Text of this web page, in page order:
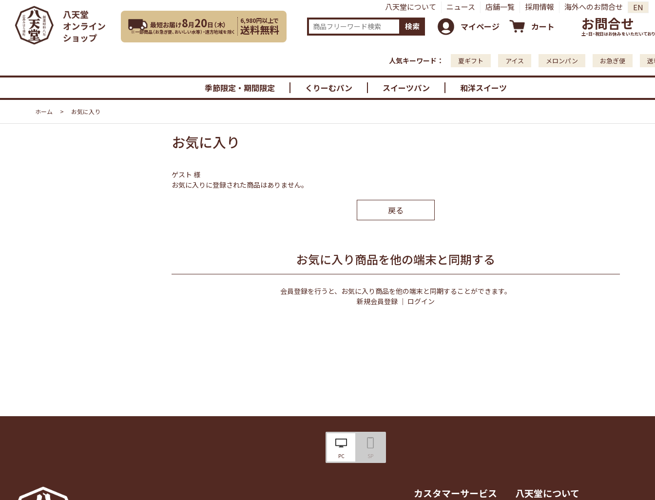
八天堂について ニュース 店舗一覧 採用情報 海外へのお問合せ EN
最短お届け8月20日（木）
※一部商品（お急ぎ便、おいしい水等）・遠方地域を除く
6,980円以上で
送料無料 検索 マイページ カート お問合せ
土・日・祝日はお休みをいただいており
人気キーワード： 夏ギフト アイス メロンパン お急ぎ便
季節限定・期間限定 くりーむパン スイーツパン 和洋スイーツ
ホーム > お気に入り
お気に入り
ゲスト 様
お気に入りに登録された商品はありません。
戻る
お気に入り商品を他の端末と同期する
会員登録を行うと、お気に入り商品を他の端末と同期することができます。
新規会員登録 ｜ ログイン
PC SP
カスタマーサービス 八天堂について